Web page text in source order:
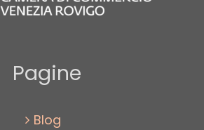
Pagine
Blog